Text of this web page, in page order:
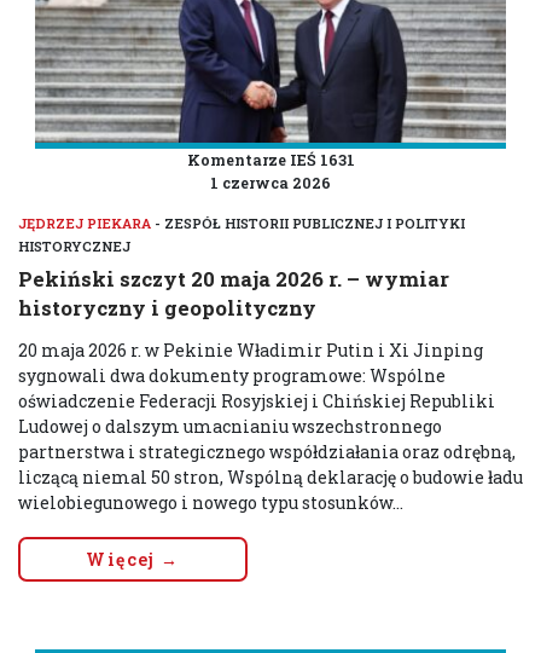
Komentarze IEŚ 1631
1 czerwca 2026
JĘDRZEJ PIEKARA - ZESPÓŁ HISTORII PUBLICZNEJ I POLITYKI
HISTORYCZNEJ
Pekiński szczyt 20 maja 2026 r. – wymiar
historyczny i geopolityczny
20 maja 2026 r. w Pekinie Władimir Putin i Xi Jinping
sygnowali dwa dokumenty programowe: Wspólne
oświadczenie Federacji Rosyjskiej i Chińskiej Republiki
Ludowej o dalszym umacnianiu wszechstronnego
partnerstwa i strategicznego współdziałania oraz odrębną,
liczącą niemal 50 stron, Wspólną deklarację o budowie ładu
wielobiegunowego i nowego typu stosunków...
Więcej →